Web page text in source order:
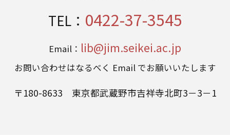
TEL： 0422-37-3545
Email： lib@jim.seikei.ac.jp
お問い合わせはなるべく Email でお願いいたします
〒180-8633 東京都武蔵野市吉祥寺北町3－3－1